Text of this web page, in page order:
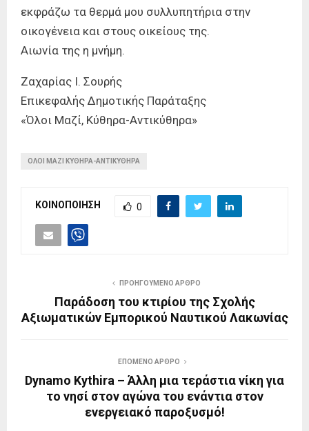
εκφράζω τα θερμά μου συλλυπητήρια στην
οικογένεια και στους οικείους της.
Αιωνία της η μνήμη.
Ζαχαρίας Ι. Σουρής
Επικεφαλής Δημοτικής Παράταξης
«Όλοι Μαζί, Κύθηρα-Αντικύθηρα»
ΟΛΟΙ ΜΑΖΙ ΚΥΘΗΡΑ-ΑΝΤΙΚΥΘΗΡΑ
ΚΟΙΝΟΠΟΙΗΣΗ 0
ΠΡΟΗΓΟΥΜΕΝΟ ΑΡΘΡΟ
Παράδοση του κτιρίου της Σχολής
Αξιωματικών Εμπορικού Ναυτικού Λακωνίας
ΕΠΟΜΕΝΟ ΑΡΘΡΟ
Dynamo Kythira – Άλλη μια τεράστια νίκη για
το νησί στον αγώνα του ενάντια στον
ενεργειακό παροξυσμό!